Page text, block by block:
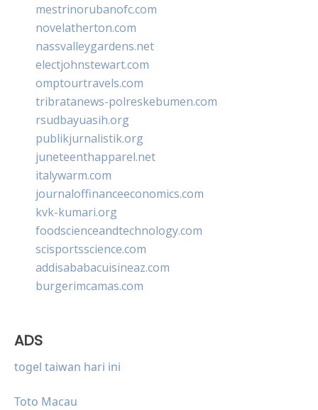
mestrinorubanofc.com
novelatherton.com
nassvalleygardens.net
electjohnstewart.com
omptourtravels.com
tribratanews-polreskebumen.com
rsudbayuasih.org
publikjurnalistik.org
juneteenthapparel.net
italywarm.com
journaloffinanceeconomics.com
kvk-kumari.org
foodscienceandtechnology.com
scisportsscience.com
addisababacuisineaz.com
burgerimcamas.com
ADS
togel taiwan hari ini
Toto Macau